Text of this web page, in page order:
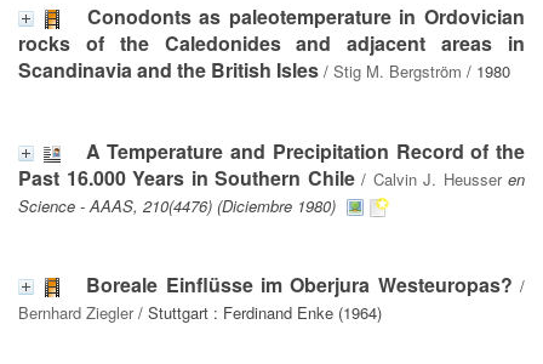
Conodonts as paleotemperature in Ordovician
rocks of the Caledonides and adjacent areas in
Scandinavia and the British Isles / Stig M. Bergström / 1980
A Temperature and Precipitation Record of the
Past 16.000 Years in Southern Chile/ Calvin J. Heusser en
Science - AAAS, 210(4476) (Diciembre 1980)
Boreale Einflüsse im Oberjura Westeuropas? /
Bernhard Ziegler/ Stuttgart : Ferdinand Enke (1964)